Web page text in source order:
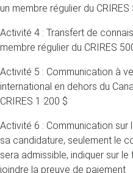
un membre régulier du CRIRES
Activité 4 : Transfert de
membre régulier du CRIRES
Activité 5 : Communication à
international en dehors du
CRIRES 1 200 $
Activité 6 : Communication
sa candidature, seulement le
sera admissible, indiquer sur
joindre la preuve de paiement